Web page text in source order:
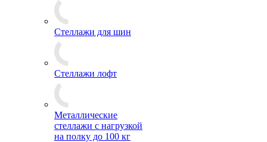
Стеллажи для шин
Стеллажи лофт
Металлические
стеллажи с нагрузкой
на полку до 100 кг